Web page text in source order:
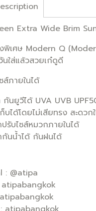
Extra Wide Brim
พิเศษ Modern Q
นใส่แล้วสวยเก๋ดูดี
ส์ภายในได้
นยูวีได้ UVA UVB
บได้โดยไม่เสียทรง สะดวก
รับไซส์หมวกภายในได้
กันน้ำได้ กันฝนได้
: @atipa